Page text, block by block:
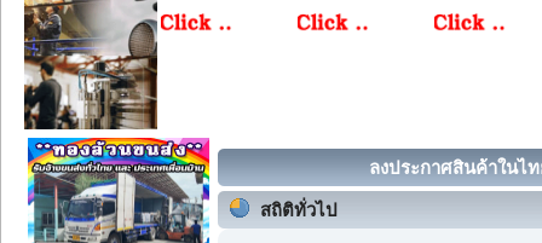
ลงประกาศสินค้าในไ
สถิติทั่วไป